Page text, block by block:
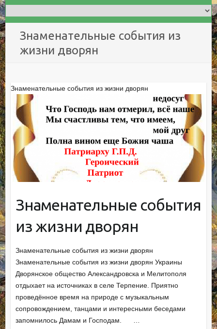
Знаменательные события из
жизни дворян
Знаменательные события из жизни дворян
Знаменательные события
из жизни дворян
Знаменательные события из жизни дворян
Знаменательные события из жизни дворян Украины
Дворянское общество Александровска и Мелитополя
отдыхает на источниках в селе Терпение. Приятно
проведённое время на природе с музыкальным
сопровождением, танцами и интересными беседами
запомнилось Дамам и Господам. …